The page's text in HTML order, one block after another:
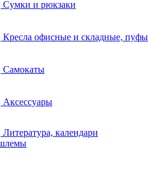
Сумки и рюкзаки
Кресла офисные и складные, пуфы
Самокаты
Аксессуары
Литература, календари